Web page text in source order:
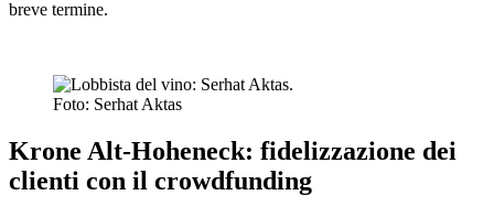
breve termine.
Foto: Serhat Aktas
Krone Alt-Hoheneck: fidelizzazione dei
clienti con il crowdfunding